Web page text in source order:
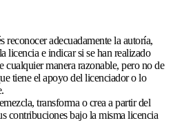
adecuadamente la autoría,
licencia e indicar si se han realizado
cualquier manera razonable, pero no de
tiene el apoyo del licenciador o lo
transforma o crea a partir del
contribuciones bajo la misma licencia